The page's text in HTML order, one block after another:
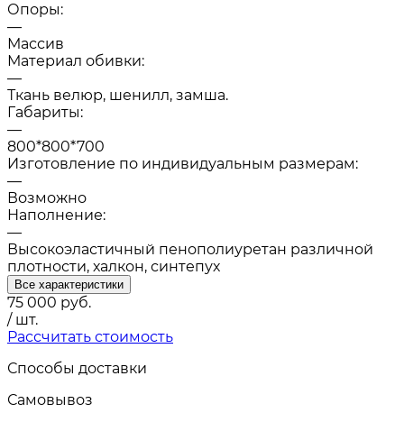
Опоры:
—
Массив
Материал обивки:
—
Ткань велюр, шенилл, замша.
Габариты:
—
800*800*700
Изготовление по индивидуальным размерам:
—
Возможно
Наполнение:
—
Высокоэластичный пенополиуретан различной
плотности, халкон, синтепух
Все характеристики
75 000 руб.
/ шт.
Рассчитать стоимость
Способы доставки
Самовывоз